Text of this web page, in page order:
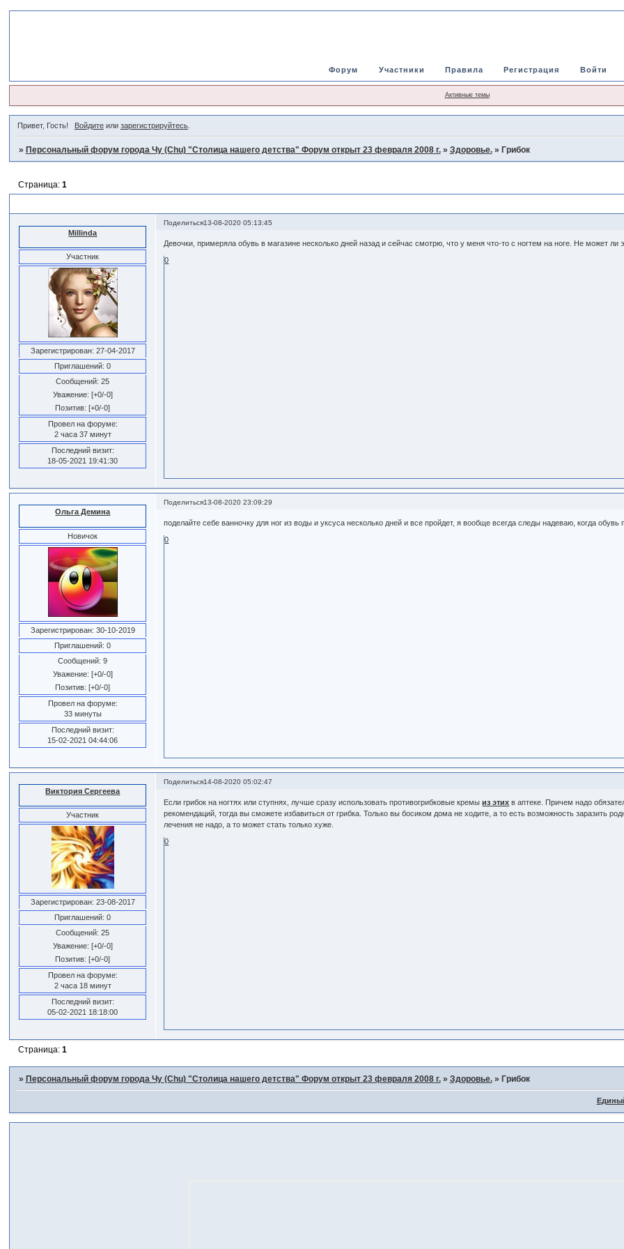
Форум Участники Правила Регистрация Войти
Активные темы
Привет, Гость! Войдитеили зарегистрируйтесь.
» Персональный форум города Чу (Chu) "Столица нашего детства" Форум открыт 23 февраля 2008 г. » Здоровье. » Грибок
Страница: 1
Поделиться13-08-2020 05:13:45
Millinda
Участник
Зарегистрирован: 27-04-2017
Приглашений: 0
Сообщений: 25
Уважение: [+0/-0]
Позитив: [+0/-0]
Провел на форуме:
2 часа 37 минут
Последний визит:
18-05-2021 19:41:30
Девочки, примеряла обувь в магазине несколько дней назад и сейчас смотрю, что у меня что-то с ногтем на ноге. Не может ли
0
Поделиться13-08-2020 23:09:29
Ольга Демина
Новичок
Зарегистрирован: 30-10-2019
Приглашений: 0
Сообщений: 9
Уважение: [+0/-0]
Позитив: [+0/-0]
Провел на форуме:
33 минуты
Последний визит:
15-02-2021 04:44:06
поделайте себе ванночку для ног из воды и уксуса несколько дней и все пройдет, я вообще всегда следы надеваю, когда обувь
0
Поделиться14-08-2020 05:02:47
Виктория Сергеева
Участник
Зарегистрирован: 23-08-2017
Приглашений: 0
Сообщений: 25
Уважение: [+0/-0]
Позитив: [+0/-0]
Провел на форуме:
2 часа 18 минут
Последний визит:
05-02-2021 18:18:00
Если грибок на ногтях или ступнях, лучше сразу использовать противогрибковые кремыиз этих в аптеке. Причем надо
рекомендаций, тогда вы сможете избавиться от грибка. Только вы босиком дома не ходите, а то есть возможность заразить
лечения не надо, а то может стать только хуже.
0
Страница: 1
» Персональный форум города Чу (Chu) "Столица нашего детства" Форум открыт 23 февраля 2008 г. » Здоровье. » Грибок